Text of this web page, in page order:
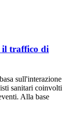
il traffico di
sull'interazione
sanitari coinvolti
Alla base